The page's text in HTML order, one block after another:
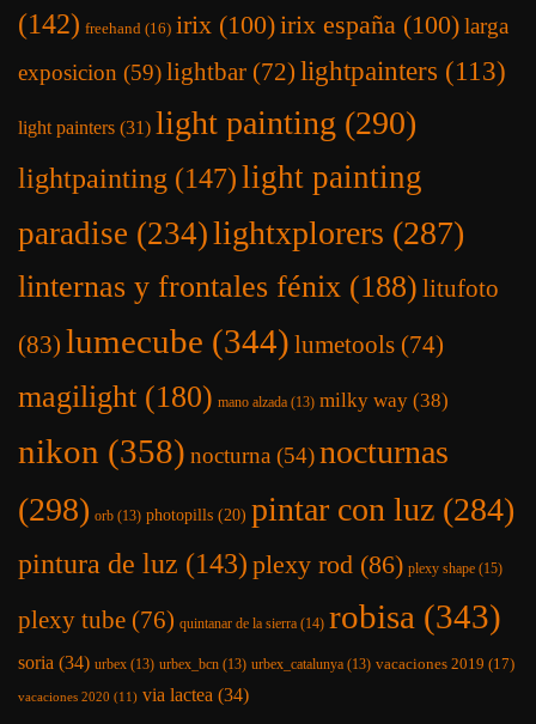
(142) freehand (16) irix (100)irix españa (100)larga
exposicion (59)lightbar (72) lightpainters (113)
light painters (31) light painting (290)
lightpainting (147)light painting
paradise (234)lightxplorers (287)
linternas y frontales fénix (188) litufoto
(83) lumecube (344) lumetools (74)
magilight (180) mano alzada (13) milky way (38)
nikon (358) nocturna (54)nocturnas
(298) orb (13) photopills (20) pintar con luz (284)
pintura de luz (143) plexy rod (86) plexy shape (15)
plexy tube (76) quintanar de la sierra (14) robisa (343)
soria (34) urbex (13) urbex_bcn (13) urbex_catalunya (13) vacaciones 2019 (17)
vacaciones 2020 (11) via lactea (34)